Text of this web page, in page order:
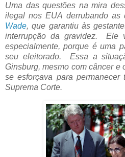
Uma das questões na mira
ilegal nos EUA derrubando as
Wade, que garantiu às
interrupção da gravidez. Ele
especialmente, porque é uma
seu eleitorado. Essa a
Ginsburg, mesmo com câncer e
se esforçava para permanecer
Suprema Corte.